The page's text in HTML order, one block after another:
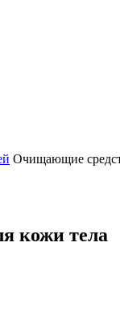
Очищающие
кожи тела